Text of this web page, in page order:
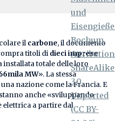
il carbone, il documento
titoli di dieci imprese
installata totale delle loro
MW». La stessa
nazione come la Francia. E
anche «sviluppando
a partire dal